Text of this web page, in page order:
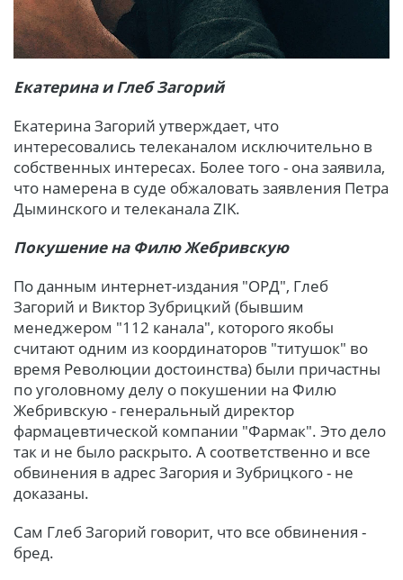
Екатерина и Глеб Загорий
Екатерина Загорий утверждает, что
интересовались телеканалом исключительно в
собственных интересах. Более того - она ​​заявила,
что намерена в суде обжаловать заявления Петра
Дыминского и телеканала ZIK.
Покушение на Филю Жебривскую
По данным интернет-издания "ОРД", Глеб
Загорий и Виктор Зубрицкий (бывшим
менеджером "112 канала", которого якобы
считают одним из координаторов "титушок" во
время Революции достоинства) были причастны
по уголовному делу о покушении на Филю
Жебривскую - генеральный директор
фармацевтической компании "Фармак". Это дело
так и не было раскрыто. А соответственно и все
обвинения в адрес Загория и Зубрицкого - не
доказаны.
Сам Глеб Загорий говорит, что все обвинения -
бред.